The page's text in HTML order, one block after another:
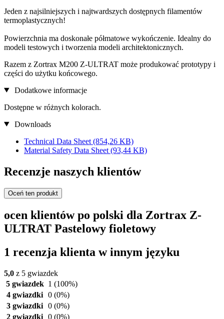
Jeden z najsilniejszych i najtwardszych dostępnych filamentów
termoplastycznych!
Powierzchnia ma doskonałe półmatowe wykończenie. Idealny do
modeli testowych i tworzenia modeli architektonicznych.
Razem z Zortrax M200 Z-ULTRAT może produkować prototypy i
części do użytku końcowego.
Dodatkowe informacje
Dostępne w różnych kolorach.
Downloads
Technical Data Sheet (854,26 KB)
Material Safety Data Sheet (93,44 KB)
Recenzje naszych klientów
Oceń ten produkt
ocen klientów po polski dla Zortrax Z-
ULTRAT Pastelowy fioletowy
1 recenzja klienta w innym języku
5,0 z 5 gwiazdek
5 gwiazdek 1 (100%)
4 gwiazdki 0 (0%)
3 gwiazdki 0 (0%)
2 gwiazdki 0 (0%)